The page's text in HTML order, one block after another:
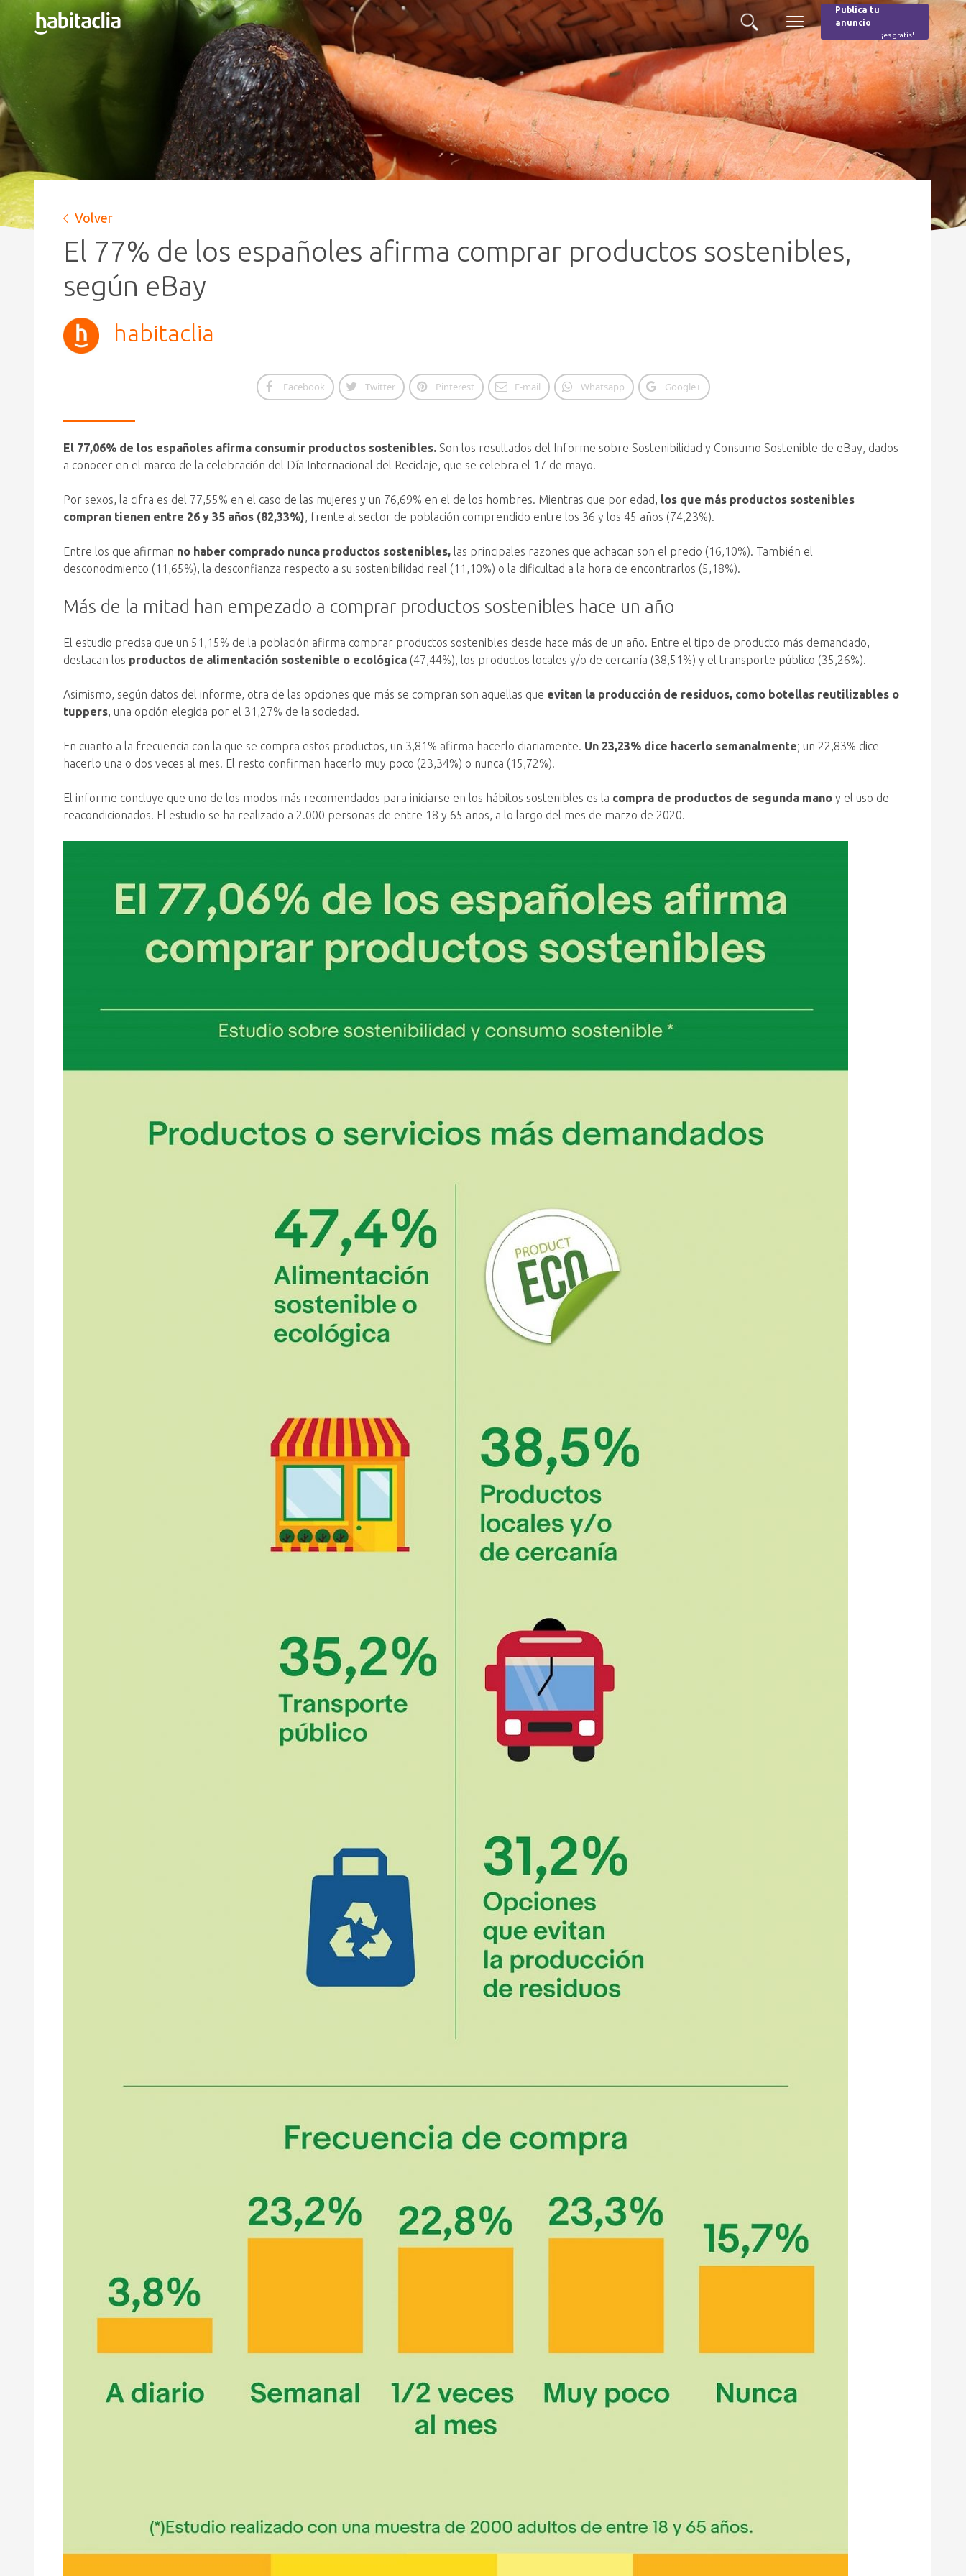
Buscar
Menú
Burger
Publica tu
anuncio
¡es gratis!
Volver
El 77% de los españoles afirma comprar productos sostenibles,
según eBay
habitaclia
Facebook Twitter Pinterest E-mail Whatsapp Google+
El 77,06% de los españoles afirma consumir productos sostenibles. Son los resultados del Informe sobre Sostenibilidad y Consumo Sostenible de eBay, dados
a conocer en el marco de la celebración del Día Internacional del Reciclaje, que se celebra el 17 de mayo.
Por sexos, la cifra es del 77,55% en el caso de las mujeres y un 76,69% en el de los hombres. Mientras que por edad, los que más productos sostenibles
compran tienen entre 26 y 35 años (82,33%), frente al sector de población comprendido entre los 36 y los 45 años (74,23%).
Entre los que afirman no haber comprado nunca productos sostenibles, las principales razones que achacan son el precio (16,10%). También el
desconocimiento (11,65%), la desconfianza respecto a su sostenibilidad real (11,10%) o la dificultad a la hora de encontrarlos (5,18%).
Más de la mitad han empezado a comprar productos sostenibles hace un año
El estudio precisa que un 51,15% de la población afirma comprar productos sostenibles desde hace más de un año. Entre el tipo de producto más demandado,
destacan los productos de alimentación sostenible o ecológica (47,44%), los productos locales y/o de cercanía (38,51%) y el transporte público (35,26%).
Asimismo, según datos del informe, otra de las opciones que más se compran son aquellas que evitan la producción de residuos, como botellas reutilizables o
tuppers, una opción elegida por el 31,27% de la sociedad.
En cuanto a la frecuencia con la que se compra estos productos, un 3,81% afirma hacerlo diariamente. Un 23,23% dice hacerlo semanalmente; un 22,83% dice
hacerlo una o dos veces al mes. El resto confirman hacerlo muy poco (23,34%) o nunca (15,72%).
El informe concluye que uno de los modos más recomendados para iniciarse en los hábitos sostenibles es la compra de productos de segunda mano y el uso de
reacondicionados. El estudio se ha realizado a 2.000 personas de entre 18 y 65 años, a lo largo del mes de marzo de 2020.